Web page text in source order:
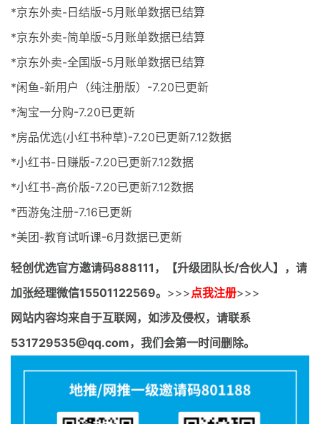
*京东外卖-日结版-5月账单数据已结算
*京东外卖-简单版-5月账单数据已结算
*京东外卖-全国版-5月账单数据已结算
*闲鱼-新用户（纯注册版）-7.20已更新
*淘宝一分购-7.20已更新
*房品优选(小红书种草)-7.20已更新7.12数据
*小红书-日赚版-7.20已更新7.12数据
*小红书-高价版-7.20已更新7.12数据
*西游兔注册-7.16已更新
*美团-教育试听课-6月数据已更新
轻创优选官方邀请码888111，【升级团队长/合伙人】，请
加张经理微信15501122569。 >>> 点我注册>>>
网站内容均来自于互联网，如涉及侵权，请联系
531729535@qq.com，我们会第一时间删除。